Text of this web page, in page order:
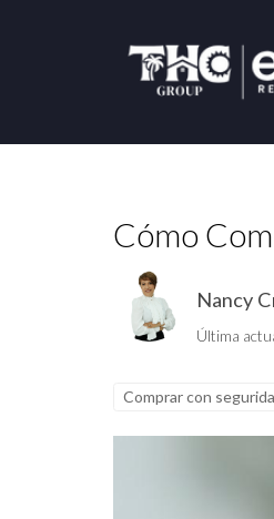
Cómo
Nancy
Última
Comprar con